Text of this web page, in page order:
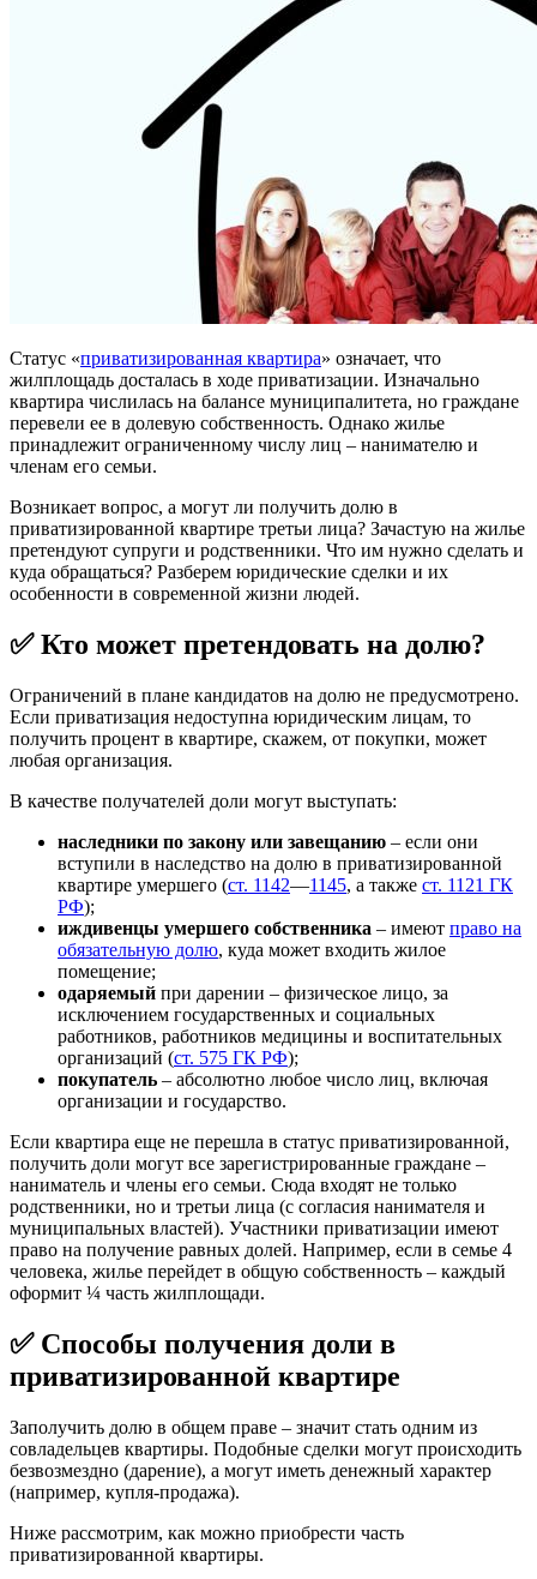
Статус «приватизированная квартира» означает, что
жилплощадь досталась в ходе приватизации. Изначально
квартира числилась на балансе муниципалитета, но граждане
перевели ее в долевую собственность. Однако жилье
принадлежит ограниченному числу лиц – нанимателю и
членам его семьи.
Возникает вопрос, а могут ли получить долю в
приватизированной квартире третьи лица? Зачастую на жилье
претендуют супруги и родственники. Что им нужно сделать и
куда обращаться? Разберем юридические сделки и их
особенности в современной жизни людей.
✅ Кто может претендовать на долю?
Ограничений в плане кандидатов на долю не предусмотрено.
Если приватизация недоступна юридическим лицам, то
получить процент в квартире, скажем, от покупки, может
любая организация.
В качестве получателей доли могут выступать:
наследники по закону или завещанию – если они
вступили в наследство на долю в приватизированной
квартире умершего (ст. 1142—1145, а также ст. 1121 ГК
РФ);
иждивенцы умершего собственника – имеют право на
обязательную долю, куда может входить жилое
помещение;
одаряемый при дарении – физическое лицо, за
исключением государственных и социальных
работников, работников медицины и воспитательных
организаций (ст. 575 ГК РФ);
покупатель – абсолютно любое число лиц, включая
организации и государство.
Если квартира еще не перешла в статус приватизированной,
получить доли могут все зарегистрированные граждане –
наниматель и члены его семьи. Сюда входят не только
родственники, но и третьи лица (с согласия нанимателя и
муниципальных властей). Участники приватизации имеют
право на получение равных долей. Например, если в семье 4
человека, жилье перейдет в общую собственность – каждый
оформит ¼ часть жилплощади.
✅ Способы получения доли в
приватизированной квартире
Заполучить долю в общем праве – значит стать одним из
совладельцев квартиры. Подобные сделки могут происходить
безвозмездно (дарение), а могут иметь денежный характер
(например, купля-продажа).
Ниже рассмотрим, как можно приобрести часть
приватизированной квартиры.